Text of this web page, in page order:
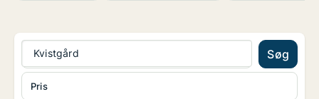
Kvistgård Søg
Pris